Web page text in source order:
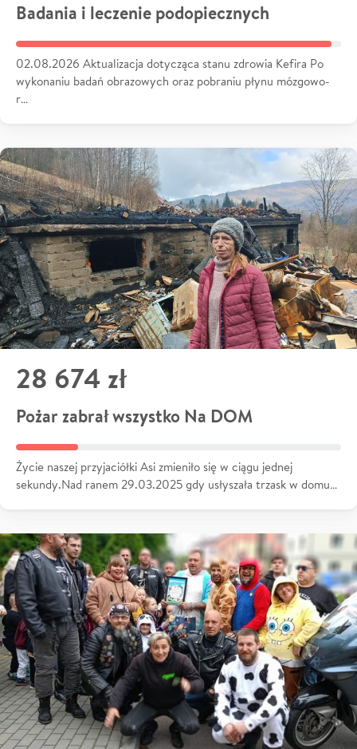
Badania i leczenie podopiecznych
02.08.2026 Aktualizacja dotycząca stanu zdrowia Kefira Po
wykonaniu badań obrazowych oraz pobraniu płynu mózgowo-
r…
28 674 zł
Pożar zabrał wszystko Na DOM
Życie naszej przyjaciółki Asi zmieniło się w ciągu jednej
sekundy.Nad ranem 29.03.2025 gdy usłyszała trzask w domu…